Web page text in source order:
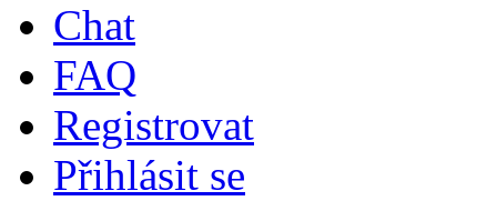
Chat
FAQ
Registrovat
Přihlásit se